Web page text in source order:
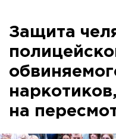
Защита
на